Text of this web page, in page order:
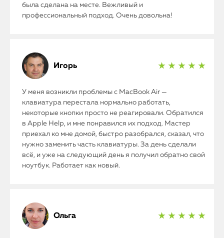
была сделана на месте. Вежливый и
профессиональный подход. Очень довольна!
Игорь ★ ★ ★ ★ ★
У меня возникли проблемы с MacBook Air —
клавиатура перестала нормально работать,
некоторые кнопки просто не реагировали. Обратился
в Apple Help, и мне понравился их подход. Мастер
приехал ко мне домой, быстро разобрался, сказал, что
нужно заменить часть клавиатуры. За день сделали
всё, и уже на следующий день я получил обратно свой
ноутбук. Работает как новый.
Ольга ★ ★ ★ ★ ★